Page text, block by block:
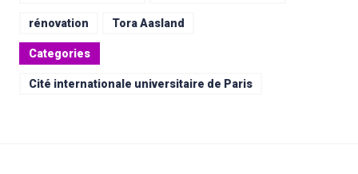
rénovation Tora Aasland
Categories
Cité internationale universitaire de Paris